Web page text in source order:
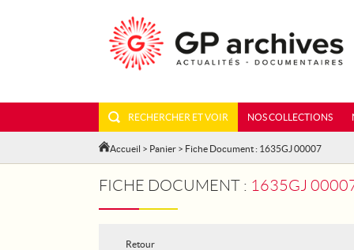
RECHERCHER ET VOIR NOS COLLECTIONS
Accueil > Panier > Fiche Document : 1635GJ 00007
FICHE DOCUMENT : 1635GJ
Retour